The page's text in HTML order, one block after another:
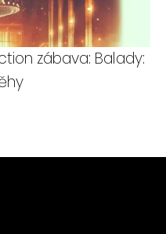
zábava: Balady: